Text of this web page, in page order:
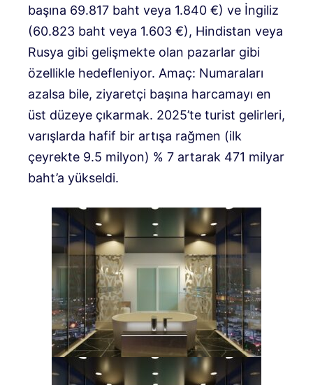
başına 69.817 baht veya 1.840 €) ve İngiliz
(60.823 baht veya 1.603 €), Hindistan veya
Rusya gibi gelişmekte olan pazarlar gibi
özellikle hedefleniyor. Amaç: Numaraları
azalsa bile, ziyaretçi başına harcamayı en
üst düzeye çıkarmak. 2025’te turist gelirleri,
varışlarda hafif bir artışa rağmen (ilk
çeyrekte 9.5 milyon) % 7 artarak 471 milyar
baht’a yükseldi.